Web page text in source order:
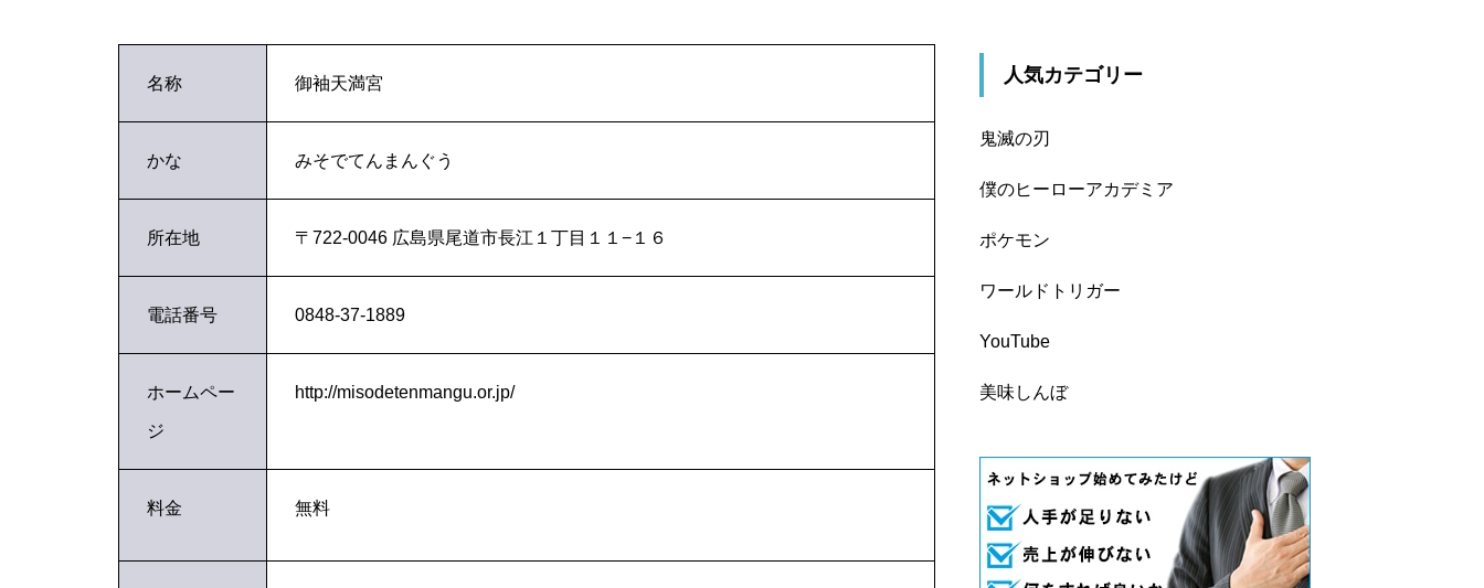
名称 御袖天満宮
かな みそでてんまんぐう
所在地 〒722-0046 広島県尾道市長江１丁目１１−１６
電話番号 0848-37-1889
ホームペー
ジ
http://misodetenmangu.or.jp/
料金 無料
人気カテゴリー
鬼滅の刃
僕のヒーローアカデミア
ポケモン
ワールドトリガー
YouTube
美味しんぼ